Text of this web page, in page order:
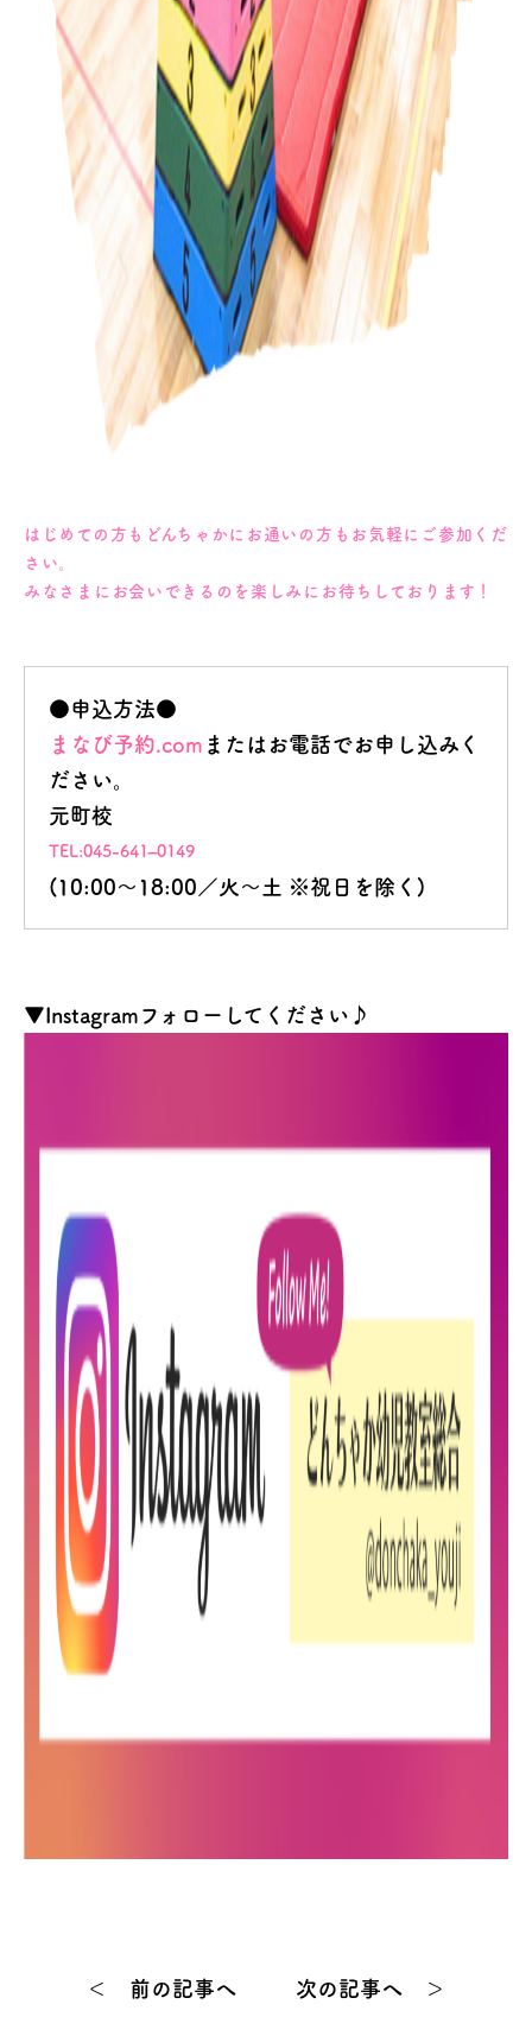
はじめての方もどんちゃかにお通いの方も お気軽にご参加くだ
さい。
みなさまにお会いできるのを楽しみにお待ちしております！
●申込方法●
まなび予約.com またはお電話でお申し込みく
ださい。
元町校
TEL:045-641–0149
(10:00～18:00／火～土 ※祝日を除く)
▼Instagramフォローしてください♪
＜ 前の記事へ 次の記事へ ＞